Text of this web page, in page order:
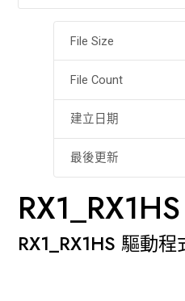
File Size
File Count
建立日期
最後更新
RX1_RX1HS 驅動程